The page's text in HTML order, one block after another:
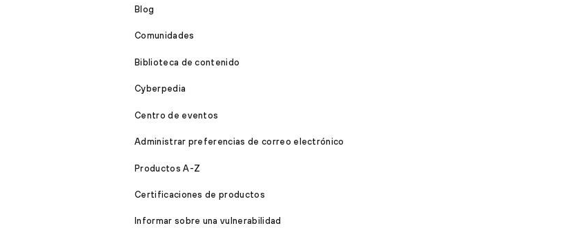
Blog
Comunidades
Biblioteca de contenido
Cyberpedia
Centro de eventos
Administrar preferencias de correo electrónico
Productos A-Z
Certificaciones de productos
Informar sobre una vulnerabilidad